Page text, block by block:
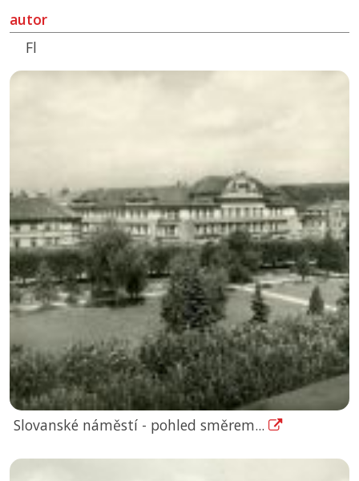
autor
Fl
Slovanské náměstí - pohled směrem...